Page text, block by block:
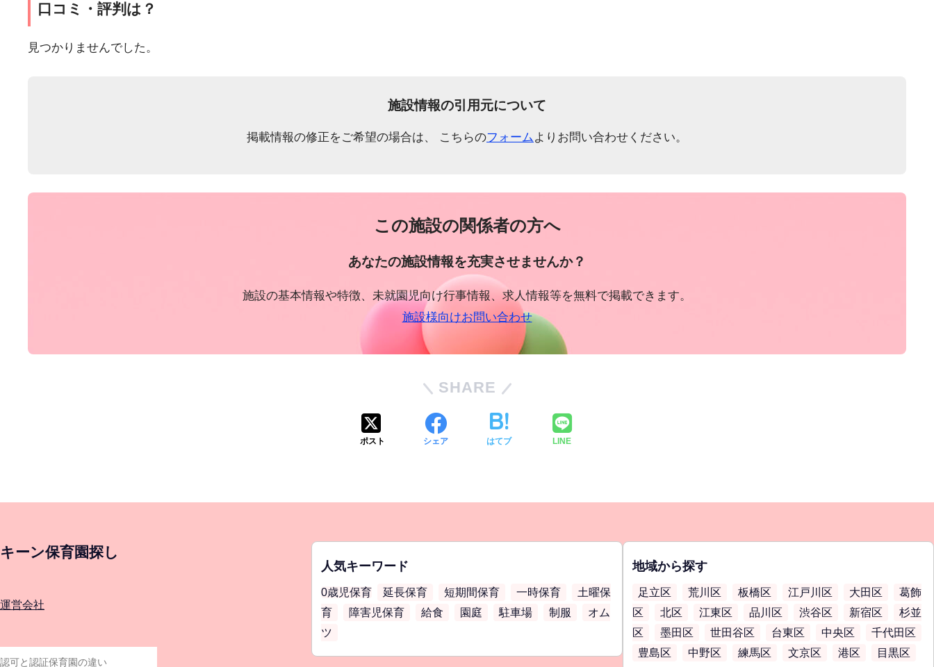
口コミ・評判は？
見つかりませんでした。
施設情報の引用元について
掲載情報の修正をご希望の場合は、 こちらのフォームよりお問い合わせください。
この施設の関係者の方へ
あなたの施設情報を充実させませんか？
施設の基本情報や特徴、未就園児向け行事情報、求人情報等を無料で掲載できます。
施設様向けお問い合わせ
SHARE
ポスト シェア はてブ LINE
キーン保育園探し
運営会社
人気キーワード
0歳児保育 延長保育 短期間保育 一時保育
土曜保
育
障害児保育 給食 園庭 駐車場 制服
オム
ツ
地域から探す
足立区 荒川区 板橋区 江戸川区 大田区
葛飾
区
北区 江東区 品川区 渋谷区 新宿区
杉並
区
墨田区 世田谷区 台東区 中央区
千代田区
豊島区
中野区 練馬区 文京区 港区 目黒区